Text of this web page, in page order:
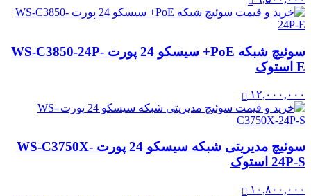
سوئیچ شبکه PoE+ سیسکو 24 پورت WS-C3850-24P-
E استوک
۱۲,۰۰۰,۰۰۰
سوئیچ مدیریتی شبکه سیسکو 24 پورت WS-C3750X-
24P-S استوک
۱۰,۸۰۰,۰۰۰